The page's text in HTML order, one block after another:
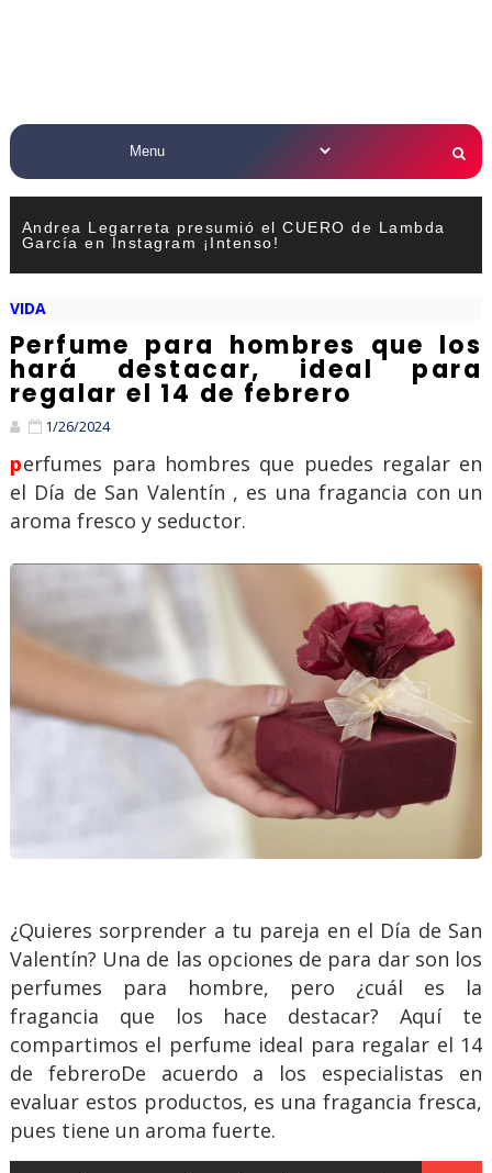
Andrea Legarreta presumió el CUERO de Lambda
García en Instagram ¡Intenso!
VIDA
Perfume para hombres que los
hará destacar, ideal para
regalar el 14 de febrero
1/26/2024
perfumes para hombres que puedes regalar en
el Día de San Valentín , es una fragancia con un
aroma fresco y seductor.
¿Quieres sorprender a tu pareja en el Día de San
Valentín? Una de las opciones de para dar son los
perfumes para hombre, pero ¿cuál es la
fragancia que los hace destacar? Aquí te
compartimos el perfume ideal para regalar el 14
de febreroDe acuerdo a los especialistas en
evaluar estos productos, es una fragancia fresca,
pues tiene un aroma fuerte.